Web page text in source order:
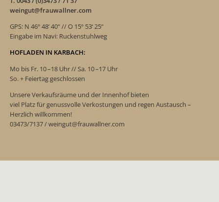
weingut@frauwallner.com
GPS: N 46º 48‘ 40“ // O 15º 53‘ 25“
Eingabe im Navi: Ruckenstuhlweg
HOFLADEN IN KARBACH:
Mo bis Fr. 10 –18 Uhr // Sa. 10 –17 Uhr
So. + Feiertag geschlossen
Unsere Verkaufsräume und der Innenhof bieten
viel Platz für genussvolle Verkostungen und regen Austausch –
Herzlich willkommen!
03473/7137 / weingut@frauwallner.com